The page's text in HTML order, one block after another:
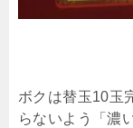
ボクは替玉10玉
らないよう「濃